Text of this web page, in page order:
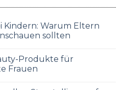
Kindern: Warum Eltern
sollten
Produkte für
Frauen